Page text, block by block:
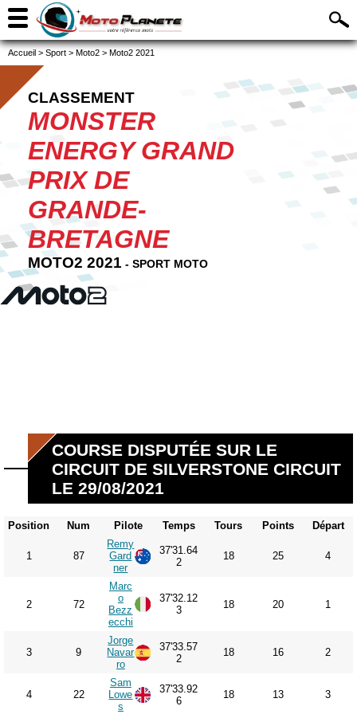
Accueil > Sport > Moto2 > Moto2 2021
CLASSEMENT
MONSTER
ENERGY GRAND
PRIX DE
GRANDE-
BRETAGNE
MOTO2 2021 - SPORT MOTO
COURSE DISPUTÉE SUR LE
CIRCUIT DE SILVERSTONE CIRCUIT
LE 29/08/2021
Position Num Pilote Temps Tours Points Départ
1 87
Remy
Gard
ner
37'31.64
2
18 25 4
2 72
Marc
o
Bezz
ecchi
37'32.12
3
18 20 1
3 9
Jorge
Navar
ro
37'33.57
2
18 16 2
4 22
Sam
Lowe
s
37'33.92
6
18 13 3